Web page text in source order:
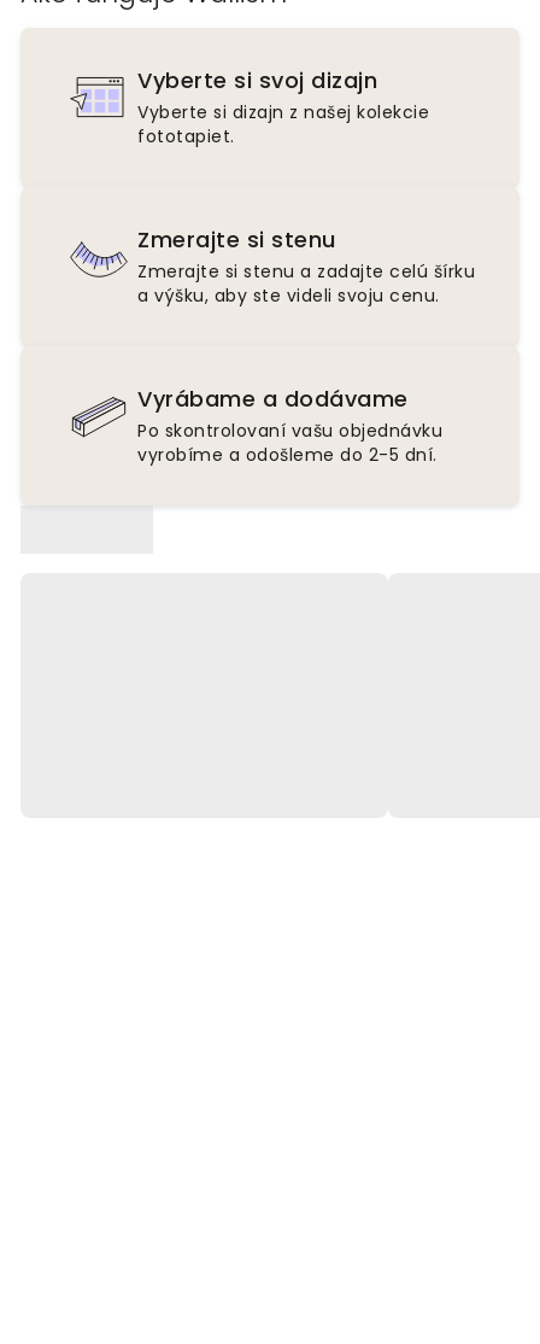
Vyberte si svoj dizajn
Vyberte si dizajn z našej kolekcie
fototapiet.
Zmerajte si stenu
Zmerajte si stenu a zadajte celú šírku
a výšku, aby ste videli svoju cenu.
Vyrábame a dodávame
Po skontrolovaní vašu objednávku
vyrobíme a odošleme do 2-5 dní.